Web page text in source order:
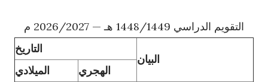
التقويم الدراسي 1448/1449 هـ — 2026/2027 م
البيان
التاريخ
الهجري
الميلادي